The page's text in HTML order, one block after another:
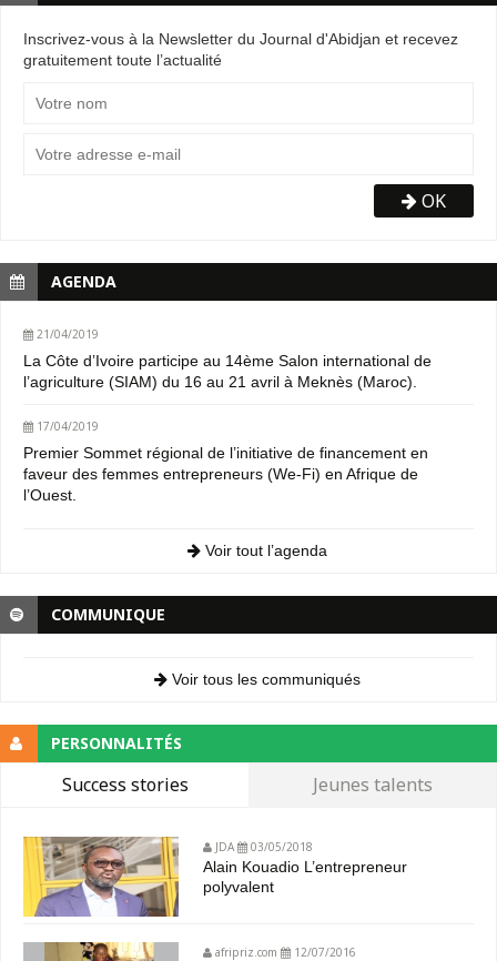
Inscrivez-vous à la Newsletter du Journal d'Abidjan et recevez
gratuitement toute l’actualité
OK
AGENDA
21/04/2019
La Côte d’Ivoire participe au 14ème Salon international de
l’agriculture (SIAM) du 16 au 21 avril à Meknès (Maroc).
17/04/2019
Premier Sommet régional de l’initiative de financement en
faveur des femmes entrepreneurs (We-Fi) en Afrique de
l’Ouest.
Voir tout l’agenda
COMMUNIQUE
Voir tous les communiqués
PERSONNALITÉS
Success stories Jeunes talents
JDA 03/05/2018
Alain Kouadio L’entrepreneur
polyvalent
afripriz.com 12/07/2016